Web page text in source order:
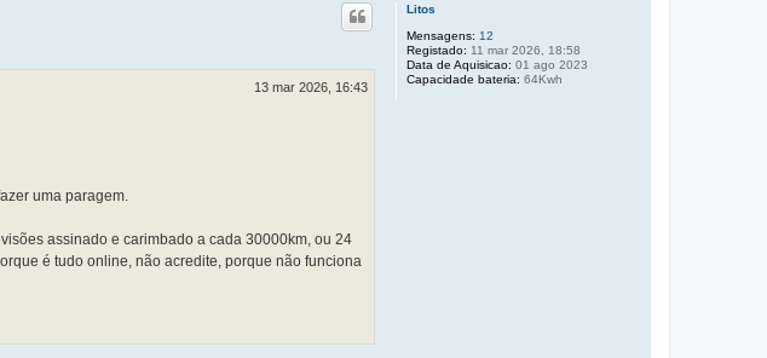
Litos
Mensagens: 12
Registado: 11 mar 2026, 18:58
Data de Aquisicao: 01 ago 2023
Capacidade bateria: 64Kwh
13 mar 2026, 16:43
uma paragem.
assinado e carimbado a cada 30000km, ou 24
é tudo online, não acredite, porque não funciona